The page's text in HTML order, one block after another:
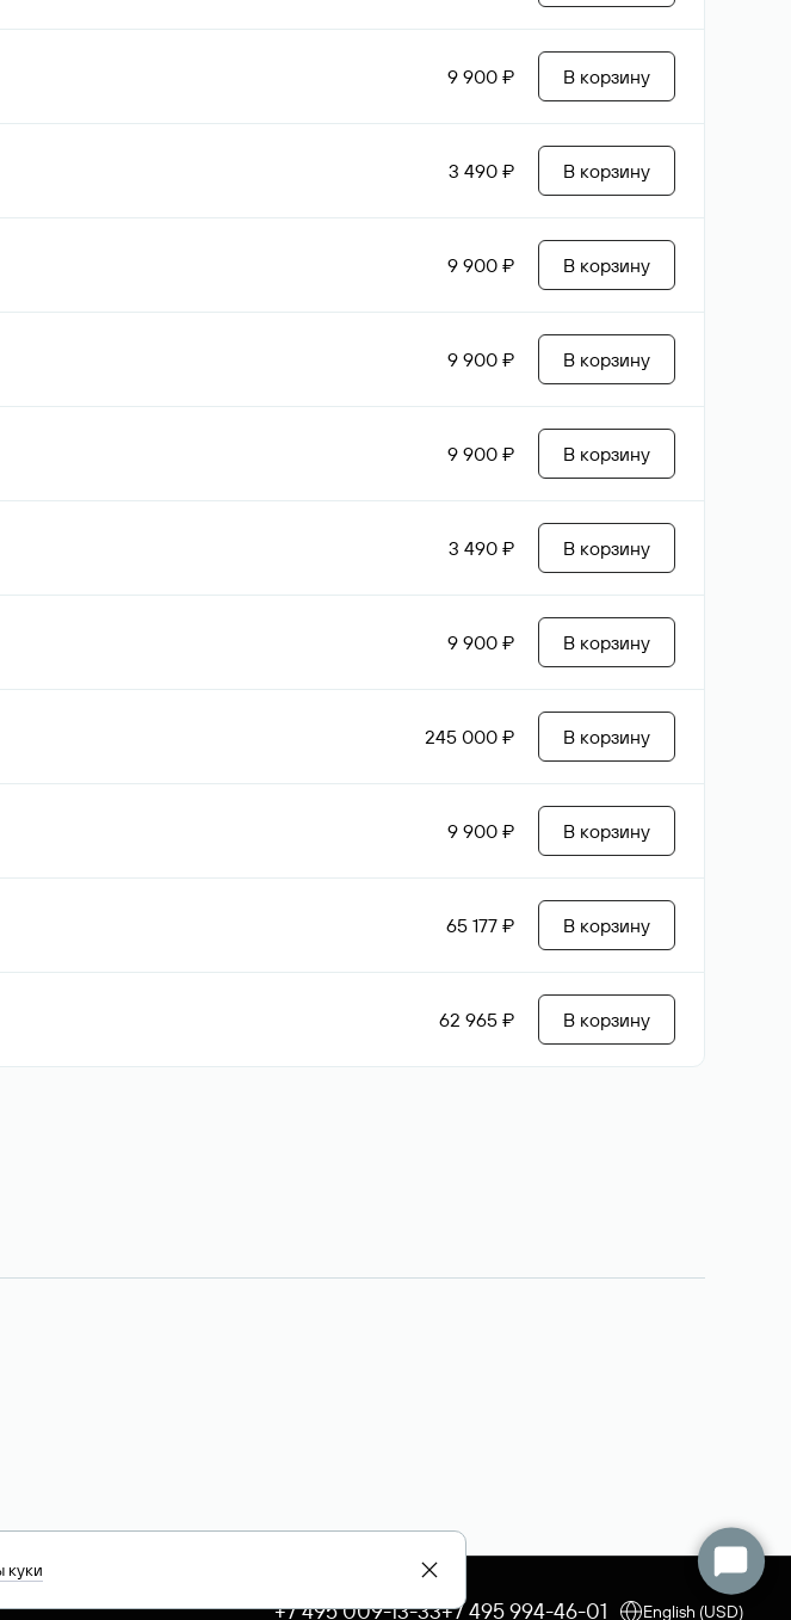
9 900 ₽ В корзину
3 490 ₽ В корзину
9 900 ₽ В корзину
9 900 ₽ В корзину
9 900 ₽ В корзину
3 490 ₽ В корзину
9 900 ₽ В корзину
245 000 ₽ В корзину
9 900 ₽ В корзину
65 177 ₽ В корзину
62 965 ₽ В корзину
+7 495 009-13-33+7 495 994-46-01 English (USD)
куки